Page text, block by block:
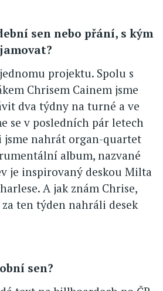
sen nebo přání, s kým
projektu. Spolu s
Chrisem Cainem jsme
dva týdny na turné a ve
se v posledních pár letech
nahrát organ-quartet
album, nazvané
je inspirovaný deskou Milta
A jak znám Chrise,
ten týden nahráli desek
sen?